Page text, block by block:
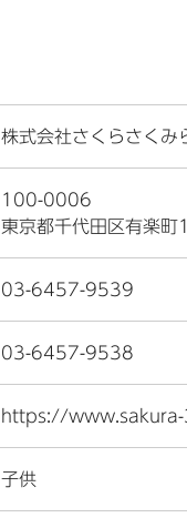
株式会社さくらさくみ
100-0006
東京都千代田区有楽
03-6457-9539
03-6457-9538
https://
子供